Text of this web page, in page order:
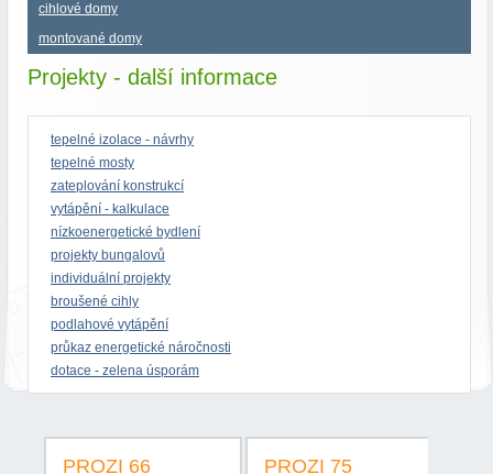
cihlové domy
montované domy
Projekty - další informace
tepelné izolace - návrhy
tepelné mosty
zateplování konstrukcí
vytápění - kalkulace
nízkoenergetické bydlení
projekty bungalovů
individuální projekty
broušené cihly
podlahové vytápění
průkaz energetické náročnosti
dotace - zelena úsporám
PROZI 66 PROZI 75